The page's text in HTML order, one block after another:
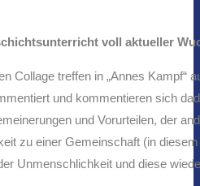
voll aktueller
Collage treffen in „Annes Kampf“
und kommentieren sich
und Vorurteilen, der
zu einer Gemeinschaft (in
Unmenschlichkeit und diese